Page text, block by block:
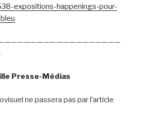
expositions-happenings-pour-
Presse-Médias
ne passera pas par l’article